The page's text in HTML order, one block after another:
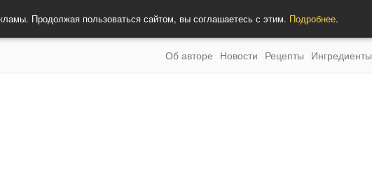
Продолжая пользоваться сайтом, вы соглашаетесь с этим. Подробнее.
Об авторе Новости Рецепты Ингредиенты